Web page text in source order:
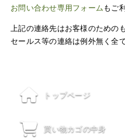
お問い合わせ専用フォーム もご
上記の連絡先はお客様のための
セールス等の連絡は例外無く全
トップページ
買い物カゴの中身